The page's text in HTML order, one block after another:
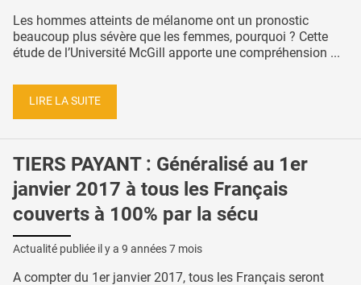
Les hommes atteints de mélanome ont un pronostic
beaucoup plus sévère que les femmes, pourquoi ? Cette
étude de l’Université McGill apporte une compréhension ...
LIRE LA SUITE
TIERS PAYANT : Généralisé au 1er
janvier 2017 à tous les Français
couverts à 100% par la sécu
Actualité publiée il y a 9 années 7 mois
A compter du 1er janvier 2017, tous les Français seront